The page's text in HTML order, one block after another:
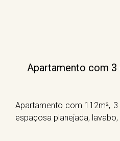
Apartamento com 3
Apartamento com 112m²,
espaçosa planejada,